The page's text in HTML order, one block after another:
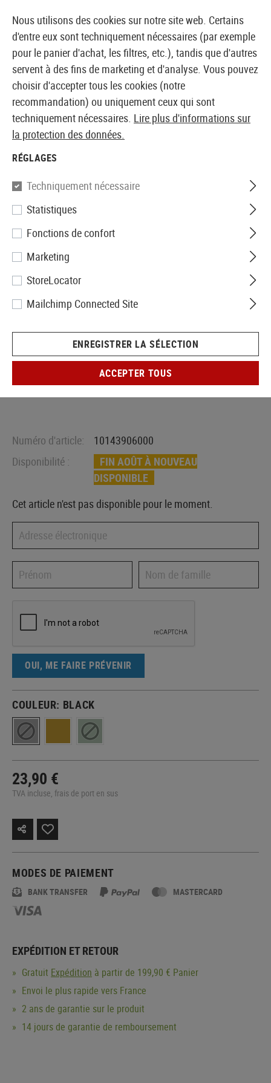
BOUTIQUE ET GROSSISTE EUROPÉEN AIRSOFT
Accueil Equipments Sangles pour armes Deux
Invader Gear
LMG Sling
Numéro d'article:
10143906000
Disponibilité :
FIN AOÛT À NOUVEAU
DISPONIBLE
Cet article n'est pas disponible pour le moment.
OUI, ME FAIRE PRÉVENIR
COULEUR: BLACK
23,90 €
TVA incluse, frais de port en sus
MODES DE PAIEMENT
BANK TRANSFER MASTERCARD
EXPÉDITION ET RETOUR
Gratuit Expédition à partir de 199,90 € Panier
Envoi le plus rapide vers France
2 ans de garantie sur le produit
14 jours de garantie de remboursement
Nous utilisons des cookies sur notre site web. Certains
d'entre eux sont techniquement nécessaires (par exemple
pour le panier d'achat, les filtres, etc.), tandis que d'autres
servent à des fins de marketing et d'analyse. Vous pouvez
choisir d'accepter tous les cookies (notre
recommandation) ou uniquement ceux qui sont
techniquement nécessaires. Lire plus d'informations sur
la protection des données.
RÉGLAGES
Techniquement nécessaire
Statistiques
Fonctions de confort
Marketing
StoreLocator
Mailchimp Connected Site
ENREGISTRER LA SÉLECTION
ACCEPTER TOUS